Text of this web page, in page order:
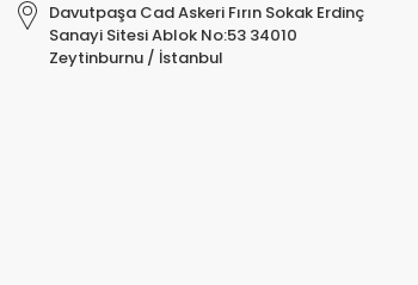
Davutpaşa Cad Askeri Fırın Sokak Erdinç
Sanayi Sitesi Ablok No:53 34010
Zeytinburnu / İstanbul